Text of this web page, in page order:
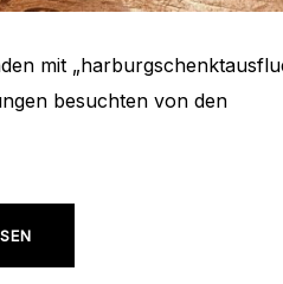
mit
besuchten von den